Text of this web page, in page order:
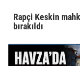
Rapçi Keskin
bırakıldı